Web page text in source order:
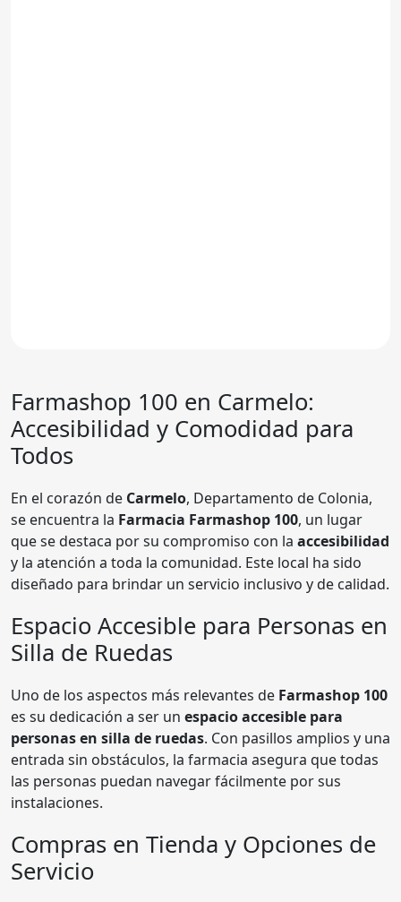
Farmashop 100 en Carmelo:
Accesibilidad y Comodidad para
Todos
En el corazón de Carmelo, Departamento de Colonia,
se encuentra la Farmacia Farmashop 100, un lugar
que se destaca por su compromiso con la accesibilidad
y la atención a toda la comunidad. Este local ha sido
diseñado para brindar un servicio inclusivo y de calidad.
Espacio Accesible para Personas en
Silla de Ruedas
Uno de los aspectos más relevantes de Farmashop 100
es su dedicación a ser un espacio accesible para
personas en silla de ruedas. Con pasillos amplios y una
entrada sin obstáculos, la farmacia asegura que todas
las personas puedan navegar fácilmente por sus
instalaciones.
Compras en Tienda y Opciones de
Servicio